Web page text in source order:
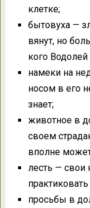
клетке;
бытовуха —
вянут, но
кого Водолей
намеки на
носом в его
знает;
животное в
своем
вполне
лесть —
просьбы в